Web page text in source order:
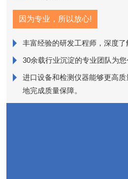
因为专业，所以放心!
丰富经验的研发工程师，深度了
30余载行业沉淀的专业团队为您
进口设备和检测仪器能够更高
地完成质量保障。